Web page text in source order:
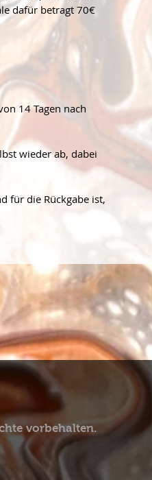
dafür betragt 70€
14 Tagen nach
wieder ab, dabei
für die Rückgabe ist,
vorbehalten.